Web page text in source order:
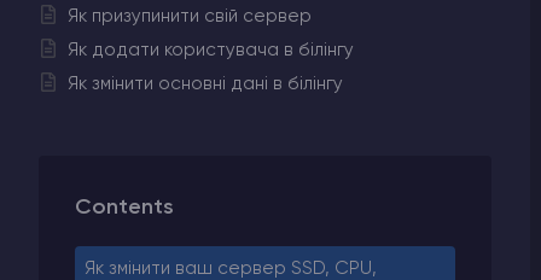
Як призупинити свій сервер
Як додати користувача в білінгу
Як змінити основні дані в білінгу
Contents
Як змінити ваш сервер SSD, CPU,